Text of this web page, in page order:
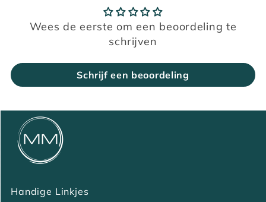
Wees de eerste om een beoordeling te
schrijven
Schrijf een beoordeling
Handige Linkjes